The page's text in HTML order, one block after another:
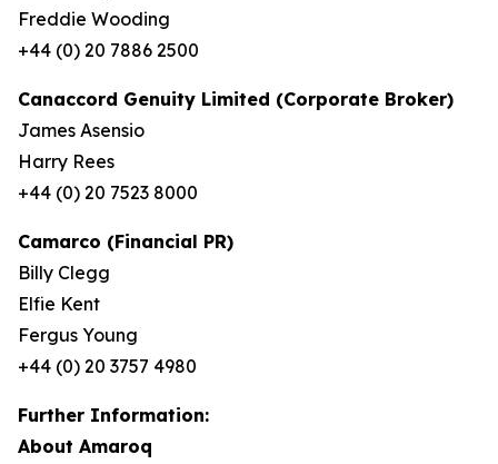
Freddie Wooding
+44 (0) 20 7886 2500
Canaccord Genuity Limited (Corporate Broker)
James Asensio
Harry Rees
+44 (0) 20 7523 8000
Camarco (Financial PR)
Billy Clegg
Elfie Kent
Fergus Young
+44 (0) 20 3757 4980
Further Information:
About Amaroq